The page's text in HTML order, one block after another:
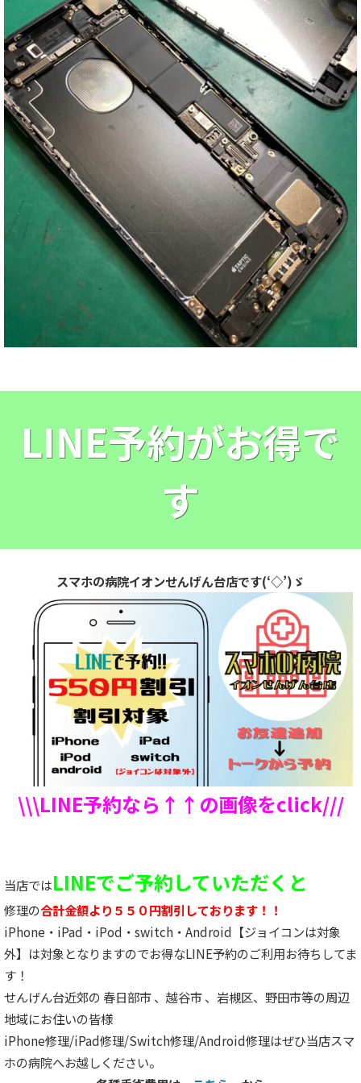
LINE予約がお得で
す
スマホの病院イオンせんげん台店です(‘◇’)ゞ
\\\LINE予約なら↑↑の画像をclick///
当店ではLINEでご予約していただくと
修理の合計金額より５５０円割引しております！！
iPhone・iPad・iPod・switch・Android【ジョイコンは対象
外】は対象となりますのでお得なLINE予約のご利用お待ちしてま
す！
せんげん台近郊の 春日部市 、越谷市 、岩槻区、野田市等の周辺
地域にお住いの皆様
iPhone修理/iPad修理/Switch修理/Android修理はぜひ当店スマ
ホの病院へお越しください。